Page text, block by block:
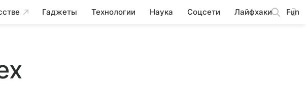
Гаджеты Технологии Наука Соцсети Лайфхаки Fun